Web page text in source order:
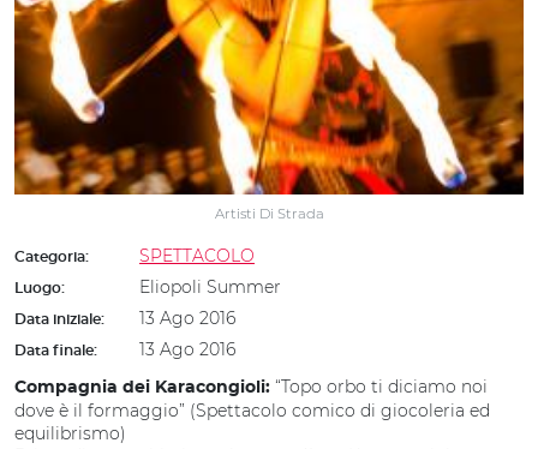
Artisti Di Strada
Categoria: SPETTACOLO
Luogo: Eliopoli Summer
Data iniziale: 13 Ago 2016
Data finale: 13 Ago 2016
Compagnia dei Karacongioli: “Topo orbo ti diciamo noi
dove è il formaggio” (Spettacolo comico di giocoleria ed
equilibrismo)